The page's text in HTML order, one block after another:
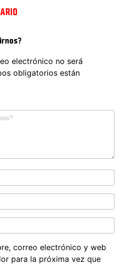
electrónico no será
obligatorios están
correo electrónico y web
para la próxima vez que